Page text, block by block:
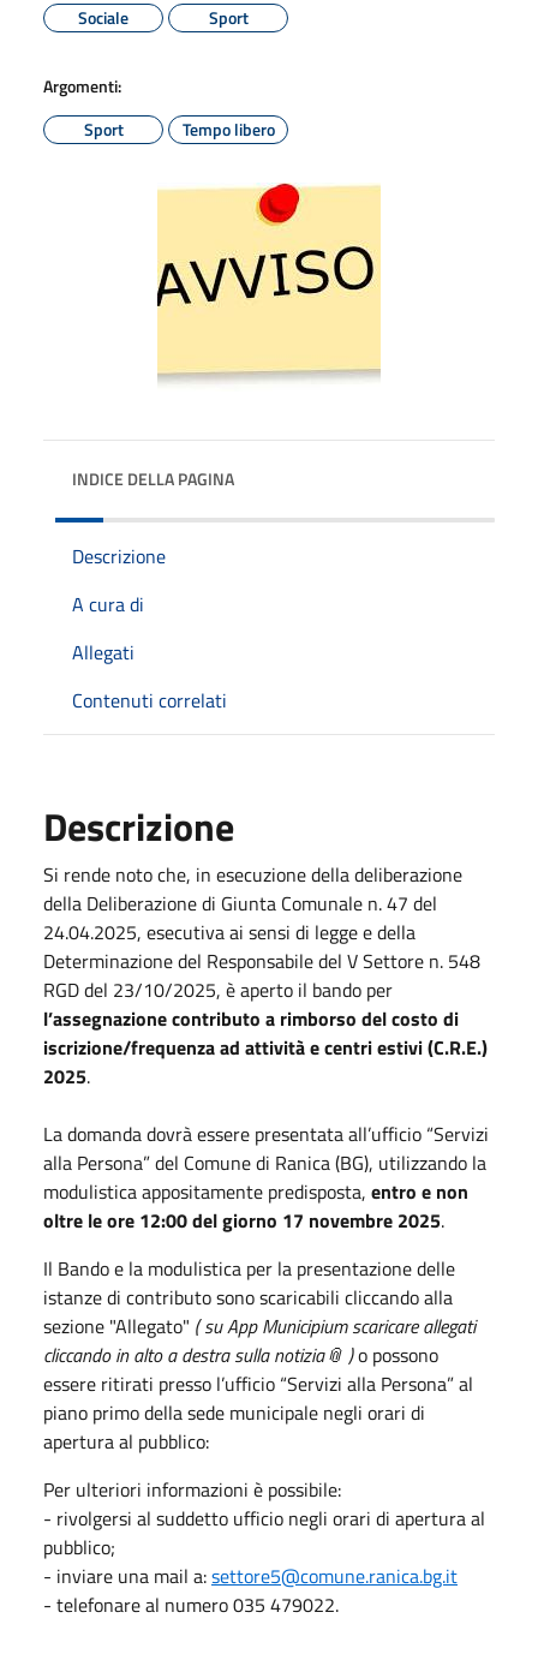
Sociale
Sport
Argomenti:
Sport
Tempo libero
INDICE DELLA PAGINA
Descrizione
A cura di
Allegati
Contenuti correlati
Descrizione
Si rende noto che, in esecuzione della deliberazione
della Deliberazione di Giunta Comunale n. 47 del
24.04.2025, esecutiva ai sensi di legge e della
Determinazione del Responsabile del V Settore n. 548
RGD del 23/10/2025, è aperto il bando per
l’assegnazione contributo a rimborso del costo di
iscrizione/frequenza ad attività e centri estivi (C.R.E.)
2025.
La domanda dovrà essere presentata all’ufficio “Servizi
alla Persona” del Comune di Ranica (BG), utilizzando la
modulistica appositamente predisposta, entro e non
oltre le ore 12:00 del giorno 17 novembre 2025.
Il Bando e la modulistica per la presentazione delle
istanze di contributo sono scaricabili cliccando alla
sezione "Allegato" ( su App Municipium scaricare allegati
cliccando in alto a destra sulla notizia📎 )o possono
essere ritirati presso l’ufficio “Servizi alla Persona” al
piano primo della sede municipale negli orari di
apertura al pubblico:
Per ulteriori informazioni è possibile:
- rivolgersi al suddetto ufficio negli orari di apertura al
pubblico;
- inviare una mail a:settore5@comune.ranica.bg.it
- telefonare al numero 035 479022.